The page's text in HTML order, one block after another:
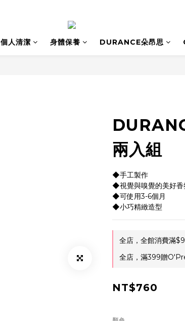
個人清潔 身體保養 DURANCE朵昂思
兩入組
◆手工製作
◆視覺與嗅覺的美好香
◆可使用3-6個月
◆小巧精緻造型
全店，全館消費滿
全店，滿399贈
NT$760